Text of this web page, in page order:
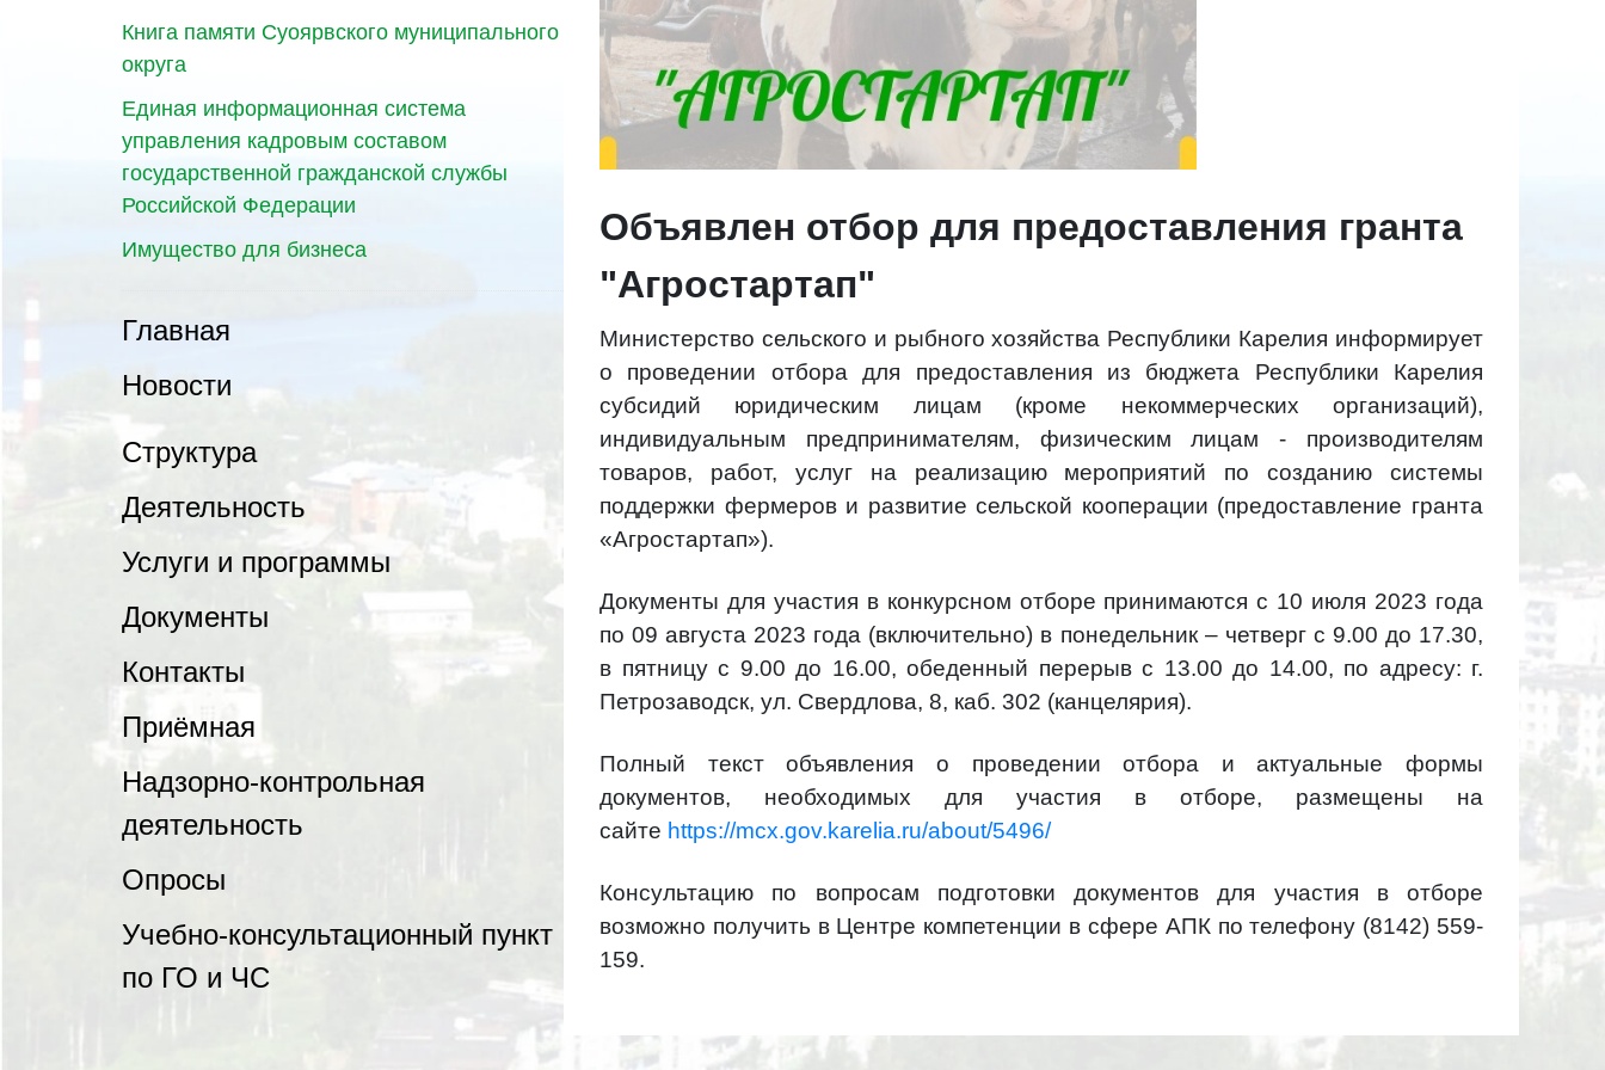
Книга памяти Суоярвского муниципального
округа
Единая информационная система
управления кадровым составом
государственной гражданской службы
Российской Федерации
Имущество для бизнеса
Главная
Новости
Структура
Деятельность
Услуги и программы
Документы
Контакты
Приёмная
Надзорно-контрольная
деятельность
Опросы
Учебно-консультационный пункт
по ГО и ЧС
Объявлен отбор для предоставления гранта
"Агростартап"
Министерство сельского и рыбного хозяйства Республики Карелия информирует
о проведении отбора для предоставления из бюджета Республики Карелия
субсидий юридическим лицам (кроме некоммерческих организаций),
индивидуальным предпринимателям, физическим лицам - производителям
товаров, работ, услуг на реализацию мероприятий по созданию системы
поддержки фермеров и развитие сельской кооперации (предоставление гранта
«Агростартап»).
Документы для участия в конкурсном отборе принимаются с 10 июля 2023 года
по 09 августа 2023 года (включительно) в понедельник – четверг с 9.00 до 17.30,
в пятницу с 9.00 до 16.00, обеденный перерыв с 13.00 до 14.00, по адресу: г.
Петрозаводск, ул. Свердлова, 8, каб. 302 (канцелярия).
Полный текст объявления о проведении отбора и актуальные формы
документов, необходимых для участия в отборе, размещены на
сайте https://mcx.gov.karelia.ru/about/5496/
Консультацию по вопросам подготовки документов для участия в отборе
возможно получить в Центре компетенции в сфере АПК по телефону (8142) 559-
159.